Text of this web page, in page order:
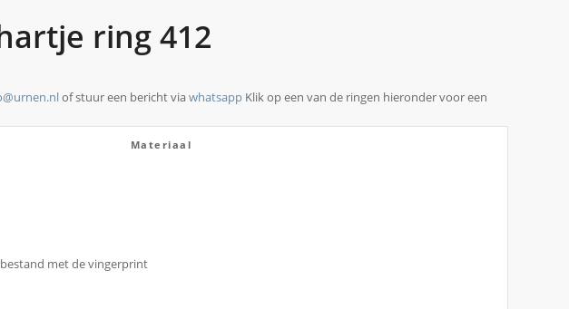
ring 412
of stuur een bericht viawhatsapp Klik op een van de ringen hieronder voor een
Materiaal
met de vingerprint